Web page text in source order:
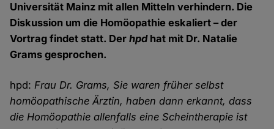
Universität Mainz mit allen Mitteln verhindern. Die
Diskussion um die Homöopathie eskaliert – der
Vortrag findet statt. Derhpdhat mit Dr. Natalie
Grams gesprochen.
hpd:Frau Dr. Grams, Sie waren früher selbst
homöopathische Ärztin, haben dann erkannt, dass
die Homöopathie allenfalls eine Scheintherapie ist